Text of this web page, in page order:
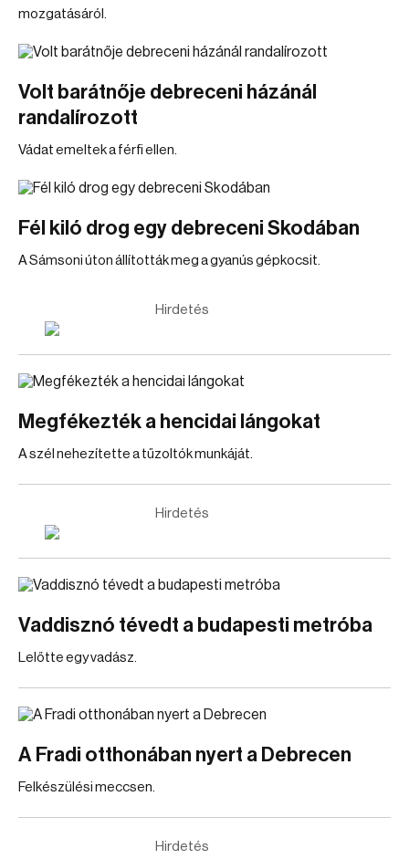
mozgatásáról.
Volt barátnője debreceni házánál
randalírozott
Vádat emeltek a férfi ellen.
Fél kiló drog egy debreceni Skodában
A Sámsoni úton állították meg a gyanús gépkocsit.
Hirdetés
Megfékezték a hencidai lángokat
A szél nehezítette a tűzoltók munkáját.
Hirdetés
Vaddisznó tévedt a budapesti metróba
Lelőtte egy vadász.
A Fradi otthonában nyert a Debrecen
Felkészülési meccsen.
Hirdetés